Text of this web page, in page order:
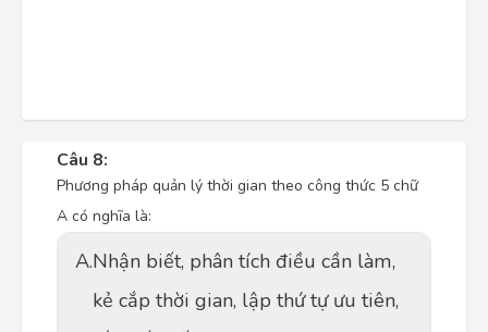
Câu 8:
Phương pháp quản lý thời gian theo công thức 5 chữ
A có nghĩa là:
A.Nhận biết, phân tích điều cần làm,
kẻ cắp thời gian, lập thứ tự ưu tiên,